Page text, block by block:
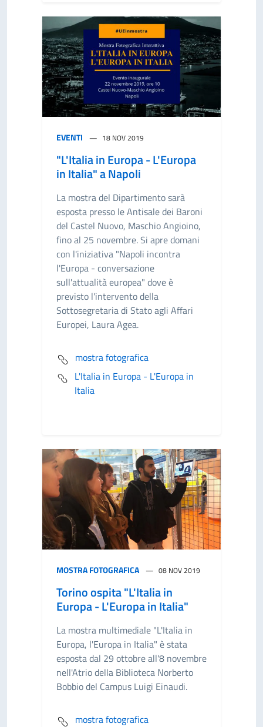
EVENTI 18 NOV 2019
"L'Italia in Europa - L'Europa
in Italia" a Napoli
La mostra del Dipartimento sarà
esposta presso le Antisale dei Baroni
del Castel Nuovo, Maschio Angioino,
fino al 25 novembre. Si apre domani
con l'iniziativa "Napoli incontra
l'Europa - conversazione
sull'attualità europea" dove è
previsto l'intervento della
Sottosegretaria di Stato agli Affari
Europei, Laura Agea.
mostra fotografica
L'Italia in Europa - L'Europa in
Italia
MOSTRA FOTOGRAFICA 08 NOV 2019
Torino ospita "L'Italia in
Europa - L'Europa in Italia"
La mostra multimediale "L'Italia in
Europa, l'Europa in Italia" è stata
esposta dal 29 ottobre all'8 novembre
nell'Atrio della Biblioteca Norberto
Bobbio del Campus Luigi Einaudi.
mostra fotografica